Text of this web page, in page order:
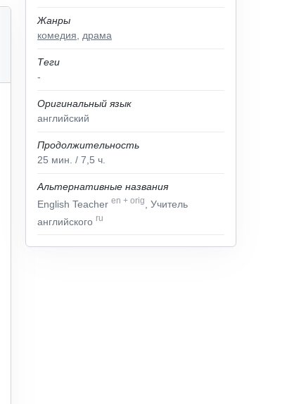
Жанры
комедия
драма
Теги
-
Оригинальный язык
английский
Продолжительность
25 мин. / 7,5 ч.
Альтернативные названия
English Teacher en + orig
, Учитель
английского ru